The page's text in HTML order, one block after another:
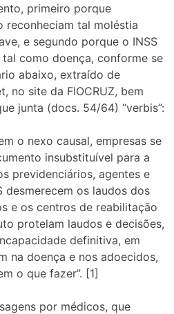
primeiro porque
reconheciam tal moléstia
e segundo porque o INSS
como doença, conforme se
abaixo, extraído de
no site da FIOCRUZ, bem
junta (docs. 54/64) “verbis”:
o nexo causal, empresas se
insubstituível para a
previdenciários, agentes e
desmerecem os laudos dos
e os centros de reabilitação
protelam laudos e decisões,
definitiva, em
na doença e nos adoecidos,
o que fazer”. [1]
por médicos, que